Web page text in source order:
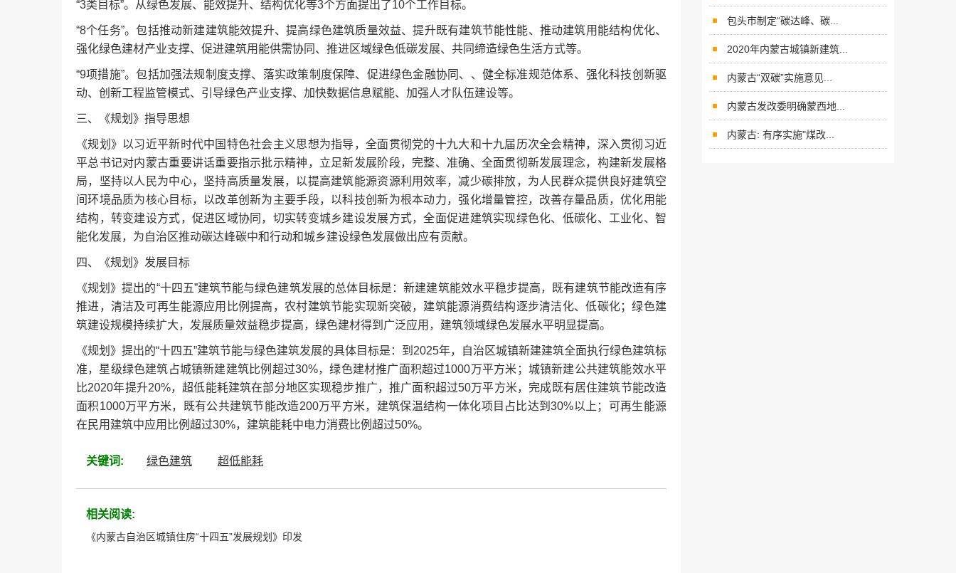
“3类目标”。从绿色发展、能效提升、结构优化等3个方面提出了10个工作目标。
“8个任务”。包括推动新建建筑能效提升、提高绿色建筑质量效益、提升既有建筑节能性能、推动建筑用能结构优化、
强化绿色建材产业支撑、促进建筑用能供需协同、推进区域绿色低碳发展、共同缔造绿色生活方式等。
“9项措施”。包括加强法规制度支撑、落实政策制度保障、促进绿色金融协同、、健全标准规范体系、强化科技创新驱
动、创新工程监管模式、引导绿色产业支撑、加快数据信息赋能、加强人才队伍建设等。
三、《规划》指导思想
《规划》以习近平新时代中国特色社会主义思想为指导，全面贯彻党的十九大和十九届历次全会精神，深入贯彻习近
平总书记对内蒙古重要讲话重要指示批示精神，立足新发展阶段，完整、准确、全面贯彻新发展理念，构建新发展格
局，坚持以人民为中心，坚持高质量发展，以提高建筑能源资源利用效率，减少碳排放，为人民群众提供良好建筑空
间环境品质为核心目标，以改革创新为主要手段，以科技创新为根本动力，强化增量管控，改善存量品质，优化用能
结构，转变建设方式，促进区域协同，切实转变城乡建设发展方式，全面促进建筑实现绿色化、低碳化、工业化、智
能化发展，为自治区推动碳达峰碳中和行动和城乡建设绿色发展做出应有贡献。
四、《规划》发展目标
《规划》提出的“十四五”建筑节能与绿色建筑发展的总体目标是：新建建筑能效水平稳步提高，既有建筑节能改造有序
推进，清洁及可再生能源应用比例提高，农村建筑节能实现新突破，建筑能源消费结构逐步清洁化、低碳化；绿色建
筑建设规模持续扩大，发展质量效益稳步提高，绿色建材得到广泛应用，建筑领域绿色发展水平明显提高。
《规划》提出的“十四五”建筑节能与绿色建筑发展的具体目标是：到2025年，自治区城镇新建建筑全面执行绿色建筑标
准，星级绿色建筑占城镇新建建筑比例超过30%，绿色建材推广面积超过1000万平方米；城镇新建公共建筑能效水平
比2020年提升20%，超低能耗建筑在部分地区实现稳步推广，推广面积超过50万平方米，完成既有居住建筑节能改造
面积1000万平方米，既有公共建筑节能改造200万平方米，建筑保温结构一体化项目占比达到30%以上；可再生能源
在民用建筑中应用比例超过30%，建筑能耗中电力消费比例超过50%。
关键词: 绿色建筑 超低能耗
相关阅读:
《内蒙古自治区城镇住房“十四五”发展规划》印发
包头市制定“碳达峰、碳...
2020年内蒙古城镇新建筑...
内蒙古“双碳”实施意见...
内蒙古发改委明确蒙西地...
内蒙古: 有序实施"煤改...